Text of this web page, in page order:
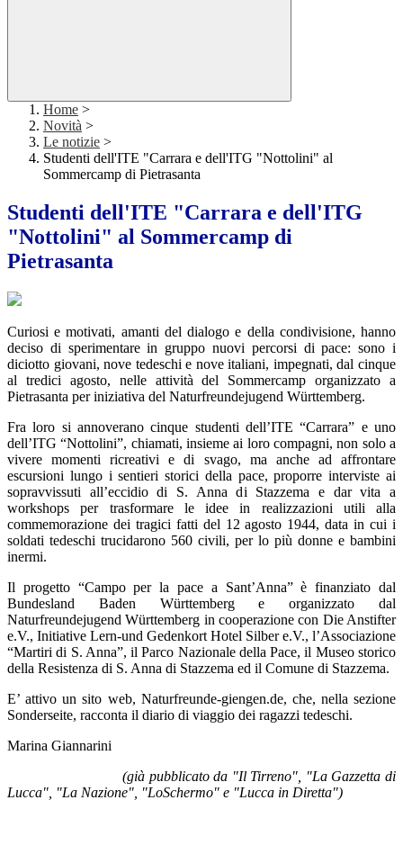
Home >
Novità >
Le notizie >
Studenti dell'ITE "Carrara e dell'ITG "Nottolini" al
Sommercamp di Pietrasanta
Studenti dell'ITE "Carrara e dell'ITG
"Nottolini" al Sommercamp di
Pietrasanta
Curiosi e motivati, amanti del dialogo e della condivisione, hanno
deciso di sperimentare in gruppo nuovi percorsi di pace: sono i
diciotto giovani, nove tedeschi e nove italiani, impegnati, dal cinque
al tredici agosto, nelle attività del Sommercamp organizzato a
Pietrasanta per iniziativa del Naturfreundejugend Württemberg.
Fra loro si annoverano cinque studenti dell’ITE “Carrara” e uno
dell’ITG “Nottolini”, chiamati, insieme ai loro compagni, non solo a
vivere momenti ricreativi e di svago, ma anche ad affrontare
escursioni lungo i sentieri storici della pace, proporre interviste ai
sopravvissuti all’eccidio di S. Anna di Stazzema e dar vita a
workshops per trasformare le idee in realizzazioni utili alla
commemorazione dei tragici fatti del 12 agosto 1944, data in cui i
soldati tedeschi trucidarono 560 civili, per lo più donne e bambini
inermi.
Il progetto “Campo per la pace a Sant’Anna” è finanziato dal
Bundesland Baden Württemberg e organizzato dal
Naturfreundejugend Württemberg in cooperazione con Die Anstifter
e.V., Initiative Lern-und Gedenkort Hotel Silber e.V., l’Associazione
“Martiri di S. Anna”, il Parco Nazionale della Pace, il Museo storico
della Resistenza di S. Anna di Stazzema ed il Comune di Stazzema.
E’ attivo un sito web, Naturfreunde-giengen.de, che, nella sezione
Sonderseite, racconta il diario di viaggio dei ragazzi tedeschi.
Marina Giannarini
(già pubblicato da "Il Tirreno", "La Gazzetta di
Lucca", "La Nazione", "LoSchermo" e "Lucca in Diretta")